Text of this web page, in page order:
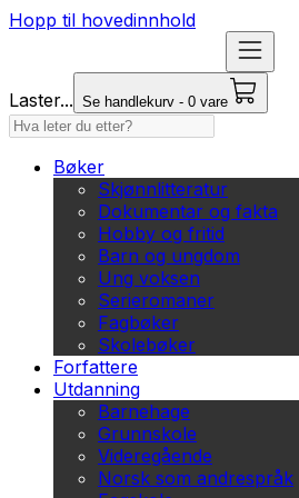
Hopp til hovedinnhold
Laster... Se handlekurv - 0 vare
Bøker
Skjønnlitteratur
Dokumentar og fakta
Hobby og fritid
Barn og ungdom
Ung voksen
Serieromaner
Fagbøker
Skolebøker
Forfattere
Utdanning
Barnehage
Grunnskole
Videregående
Norsk som andrespråk